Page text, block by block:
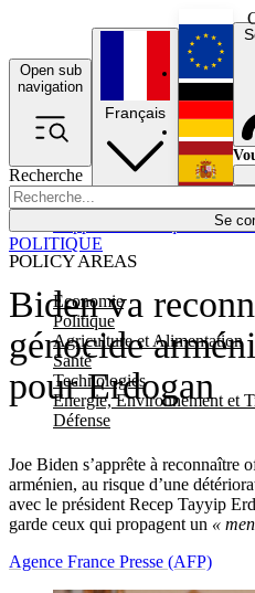
Open sub
navigation
Recherche
Se
POLICY AREAS
Economie
Politique
Agriculture et Alimentation
Santé
Technologies
Energie, Environnement et
Défense
Français
Biden va
génocide
pour Erdogan
Joe Biden s’apprête à reconnaître
arménien, au risque d’une
avec le président Recep Tayyip
garde ceux qui propagent un «
POLITIQUE
Agence France Presse (AFP)